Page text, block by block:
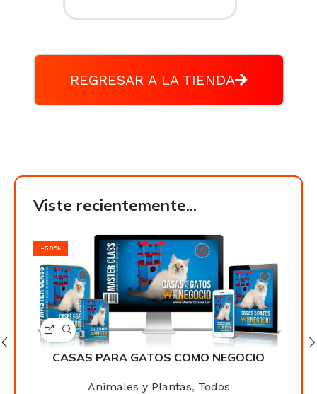
REGRESAR A LA TIENDA
Viste recientemente...
-50%
CASAS PARA GATOS COMO NEGOCIO
Animales y Plantas, Todos